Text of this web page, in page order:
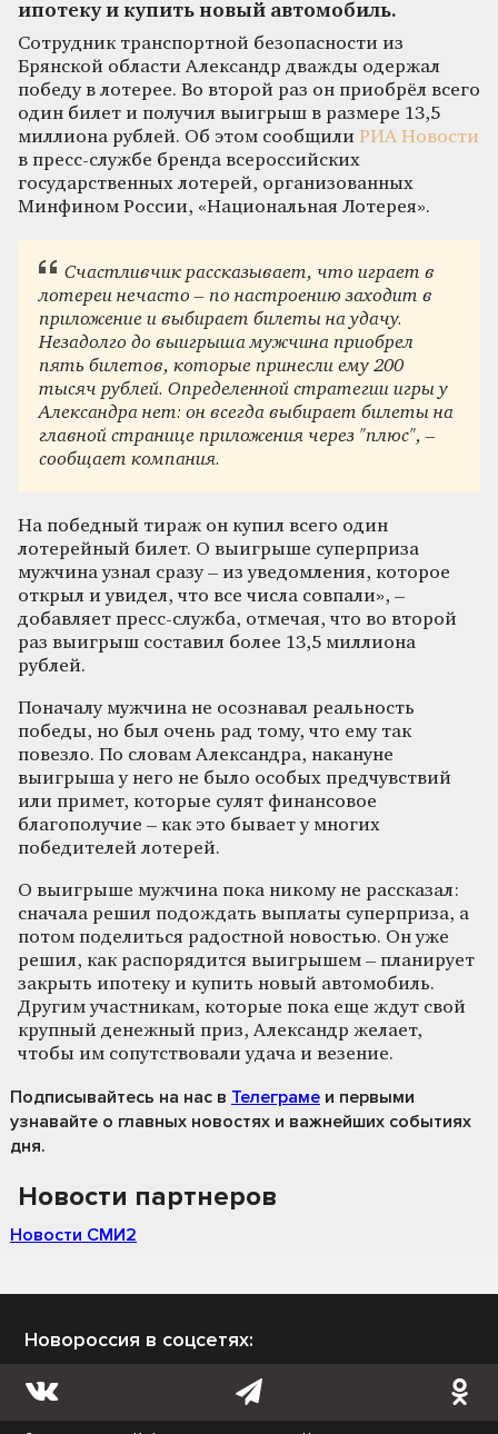
ипотеку и купить новый автомобиль.
Сотрудник транспортной безопасности из
Брянской области Александр дважды одержал
победу в лотерее. Во второй раз он приобрёл всего
один билет и получил выигрыш в размере 13,5
миллиона рублей. Об этом сообщили РИА Новости
в пресс-службе бренда всероссийских
государственных лотерей, организованных
Минфином России, «Национальная Лотерея».
Счастливчик рассказывает, что играет в
лотереи нечасто – по настроению заходит в
приложение и выбирает билеты на удачу.
Незадолго до выигрыша мужчина приобрел
пять билетов, которые принесли ему 200
тысяч рублей. Определенной стратегии игры у
Александра нет: он всегда выбирает билеты на
главной странице приложения через "плюс", –
сообщает компания.
На победный тираж он купил всего один
лотерейный билет. О выигрыше суперприза
мужчина узнал сразу – из уведомления, которое
открыл и увидел, что все числа совпали», –
добавляет пресс-служба, отмечая, что во второй
раз выигрыш составил более 13,5 миллиона
рублей.
Поначалу мужчина не осознавал реальность
победы, но был очень рад тому, что ему так
повезло. По словам Александра, накануне
выигрыша у него не было особых предчувствий
или примет, которые сулят финансовое
благополучие – как это бывает у многих
победителей лотерей.
О выигрыше мужчина пока никому не рассказал:
сначала решил подождать выплаты суперприза, а
потом поделиться радостной новостью. Он уже
решил, как распорядится выигрышем – планирует
закрыть ипотеку и купить новый автомобиль.
Другим участникам, которые пока еще ждут свой
крупный денежный приз, Александр желает,
чтобы им сопутствовали удача и везение.
Подписывайтесь на нас в Телеграме и первыми
узнавайте о главных новостях и важнейших событиях
дня.
Новости партнеров
Новости СМИ2
Новороссия в соцсетях: